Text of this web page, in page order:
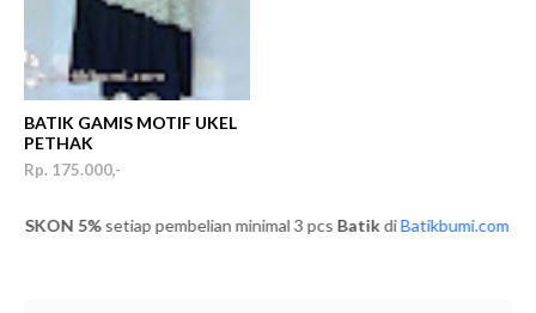
BATIK GAMIS MOTIF UKEL
PETHAK
Rp. 175.000,-
5%setiap pembelian minimal 3 pcs BatikdiBatikbumi.com batik